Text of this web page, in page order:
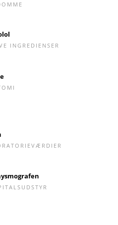
INGREDIENSER